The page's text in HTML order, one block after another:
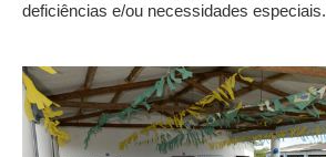
deficiências e/ou necessidades especiais.